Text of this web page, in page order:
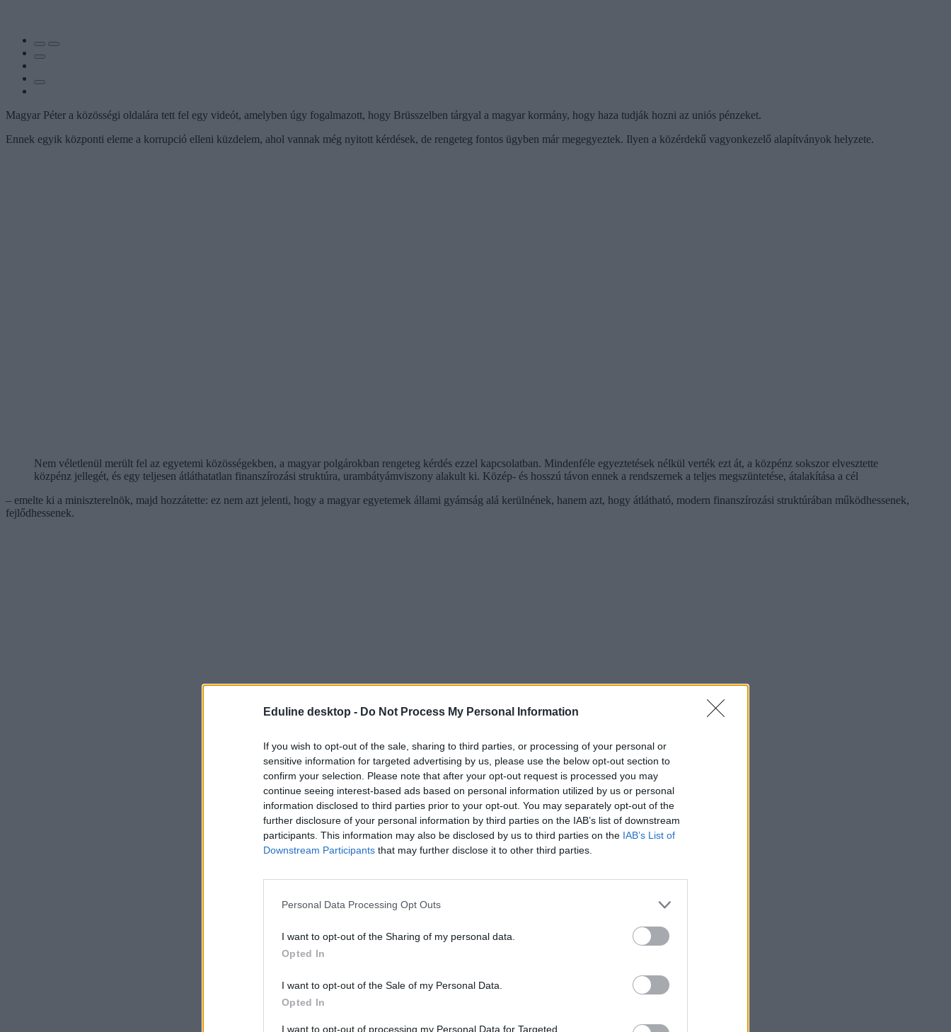
Eduline desktop - Do Not Process My Personal Information
If you wish to opt-out of the sale, sharing to third parties, or processing of your personal or
sensitive information for targeted advertising by us, please use the below opt-out section to
confirm your selection. Please note that after your opt-out request is processed you may
continue seeing interest-based ads based on personal information utilized by us or personal
information disclosed to third parties prior to your opt-out. You may separately opt-out of the
further disclosure of your personal information by third parties on the IAB’s list of downstream
participants. This information may also be disclosed by us to third parties on the IAB’s List of
Downstream Participants that may further disclose it to other third parties.
Personal Data Processing Opt Outs
I want to opt-out of the Sharing of my personal data.
Opted In
I want to opt-out of the Sale of my Personal Data.
Opted In
I want to opt-out of processing my Personal Data for Targeted
Magyar Péter a közösségi oldalára tett fel egy videót, amelyben úgy fogalmazott, hogy Brüsszelben tárgyal a magyar kormány, hogy haza tudják hozni az uniós pénzeket.
Ennek egyik központi eleme a korrupció elleni küzdelem, ahol vannak még nyitott kérdések, de rengeteg fontos ügyben már megegyeztek. Ilyen a közérdekű vagyonkezelő alapítványok helyzete.
Nem véletlenül merült fel az egyetemi közösségekben, a magyar polgárokban rengeteg kérdés ezzel kapcsolatban. Mindenféle egyeztetések nélkül verték ezt át, a közpénz sokszor elvesztette
közpénz jellegét, és egy teljesen átláthatatlan finanszírozási struktúra, urambátyámviszony alakult ki. Közép- és hosszú távon ennek a rendszernek a teljes megszüntetése, átalakítása a cél
– emelte ki a miniszterelnök, majd hozzátette: ez nem azt jelenti, hogy a magyar egyetemek állami gyámság alá kerülnének, hanem azt, hogy átlátható, modern finanszírozási struktúrában működhessenek,
fejlődhessenek.